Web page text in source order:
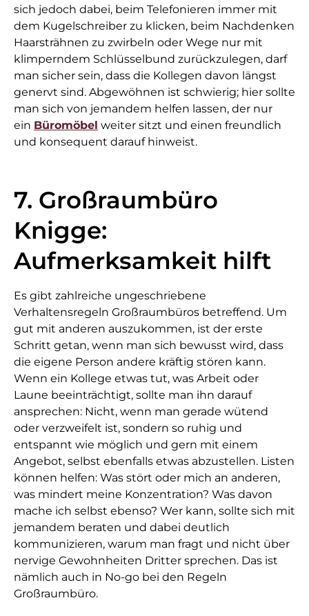
sich jedoch dabei, beim Telefonieren immer mit
dem Kugelschreiber zu klicken, beim Nachdenken
Haarsträhnen zu zwirbeln oder Wege nur mit
klimperndem Schlüsselbund zurückzulegen, darf
man sicher sein, dass die Kollegen davon längst
genervt sind. Abgewöhnen ist schwierig; hier sollte
man sich von jemandem helfen lassen, der nur
ein Büromöbel weiter sitzt und einen freundlich
und konsequent darauf hinweist.
7. Großraumbüro
Knigge:
Aufmerksamkeit hilft
Es gibt zahlreiche ungeschriebene
Verhaltensregeln Großraumbüros betreffend. Um
gut mit anderen auszukommen, ist der erste
Schritt getan, wenn man sich bewusst wird, dass
die eigene Person andere kräftig stören kann.
Wenn ein Kollege etwas tut, was Arbeit oder
Laune beeinträchtigt, sollte man ihn darauf
ansprechen: Nicht, wenn man gerade wütend
oder verzweifelt ist, sondern so ruhig und
entspannt wie möglich und gern mit einem
Angebot, selbst ebenfalls etwas abzustellen. Listen
können helfen: Was stört oder mich an anderen,
was mindert meine Konzentration? Was davon
mache ich selbst ebenso? Wer kann, sollte sich mit
jemandem beraten und dabei deutlich
kommunizieren, warum man fragt und nicht über
nervige Gewohnheiten Dritter sprechen. Das ist
nämlich auch in No-go bei den Regeln
Großraumbüro.